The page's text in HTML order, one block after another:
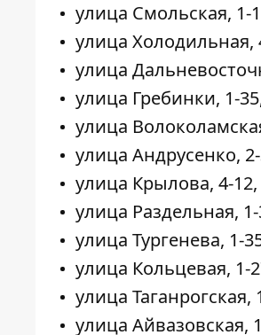
улица Смольская, 1-
улица Холодильная,
улица
улица Гребинки, 1-
улица
улица Андрусенко,
улица Крылова, 4-12,
улица Раздельная, 1-
улица Тургенева, 1-
улица Кольцевая, 1-
улица Таганрогская,
улица Айвазовская,